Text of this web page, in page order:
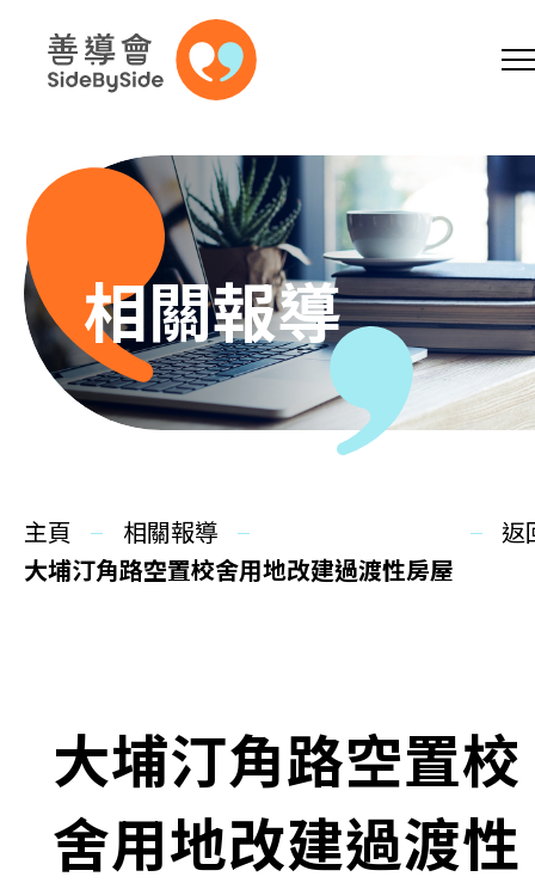
跳到內容（按回車鍵）
A A A EN
主頁
同你講故事
相關報導
關於本會
相關報導
主頁
相關報導
大埔汀角路空置校舍用地改建過渡性房屋
返
大埔汀角路空置校
舍用地改建過渡性